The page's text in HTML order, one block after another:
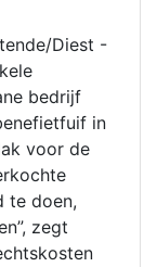
Diest -
bedrijf
in
voor de
te doen,
zegt